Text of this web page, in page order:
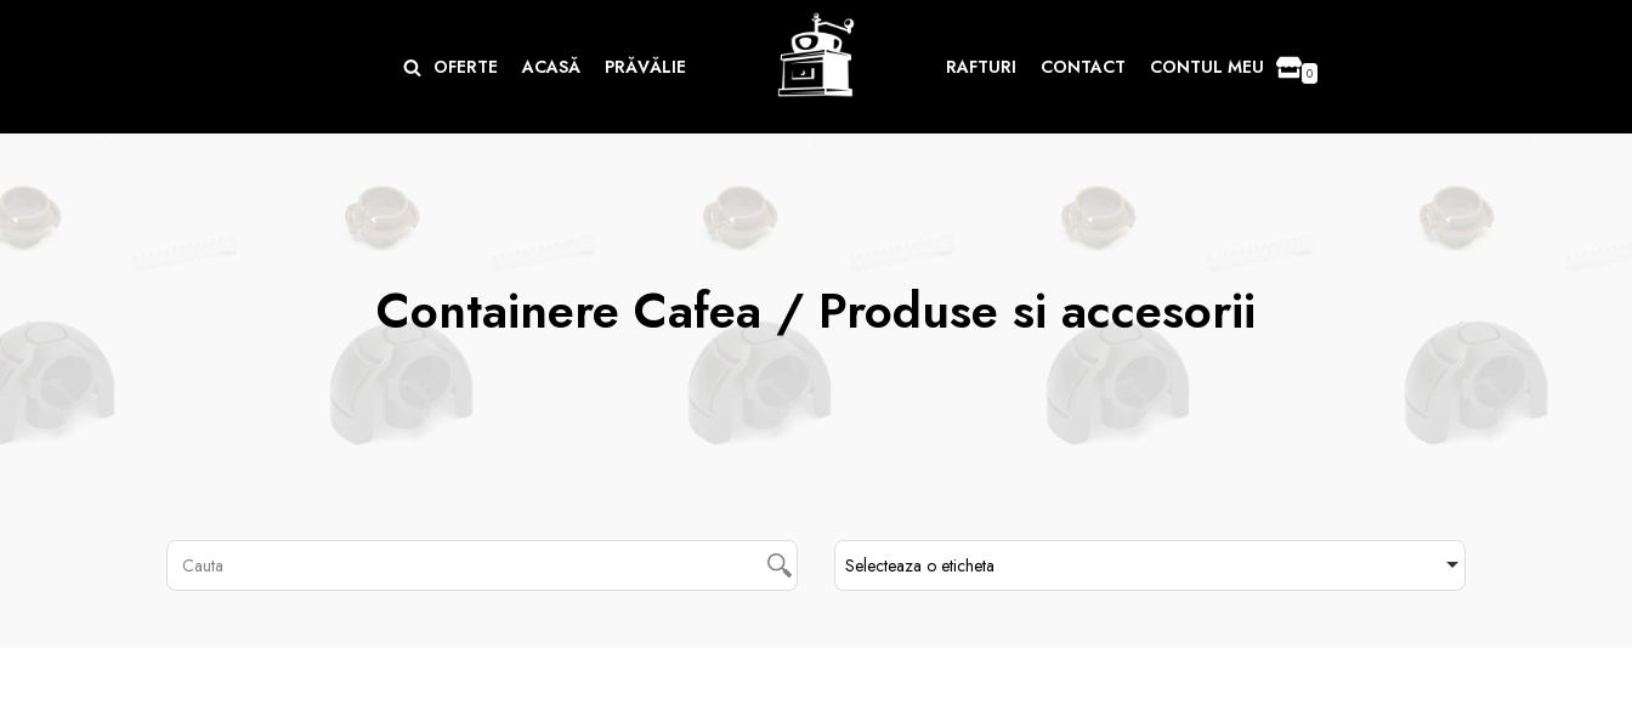
conținut
OFERTE ACASĂ PRĂVĂLIE RAFTURI CONTACT CONTUL MEU 0
Containere Cafea / Produse si accesorii
Selecteaza o eticheta